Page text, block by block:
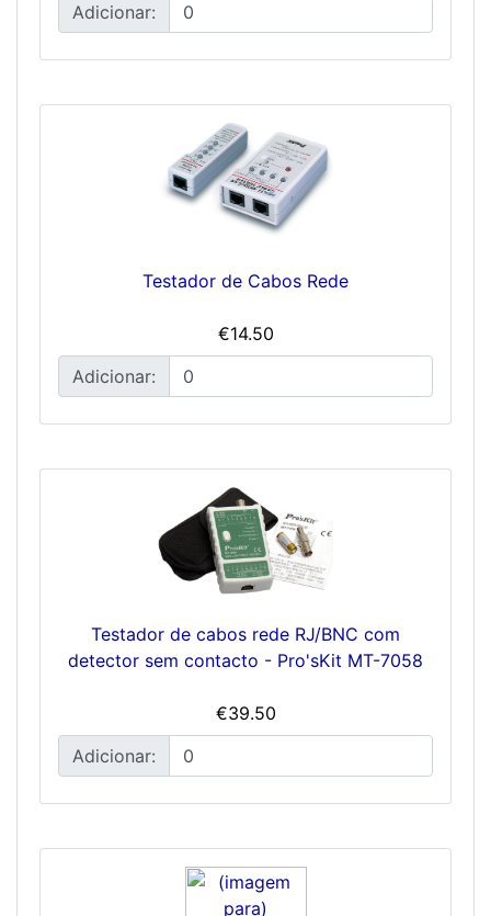
Adicionar:
Testador de Cabos Rede
€14.50
Adicionar:
Testador de cabos rede RJ/BNC com
detector sem contacto - Pro'sKit MT-7058
€39.50
Adicionar: